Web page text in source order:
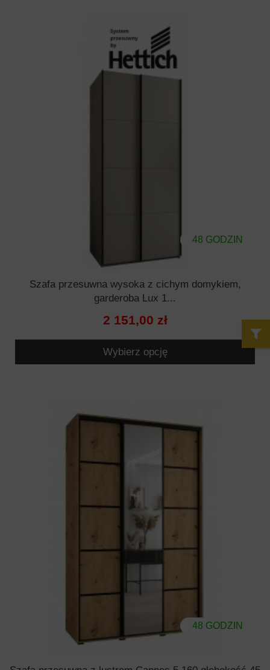
48 GODZIN
Szafa przesuwna wysoka z cichym domykiem,
garderoba Lux 1...
2 151,00 zł
Wybierz opcję
48 GODZIN